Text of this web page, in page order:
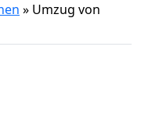
» Umzug von